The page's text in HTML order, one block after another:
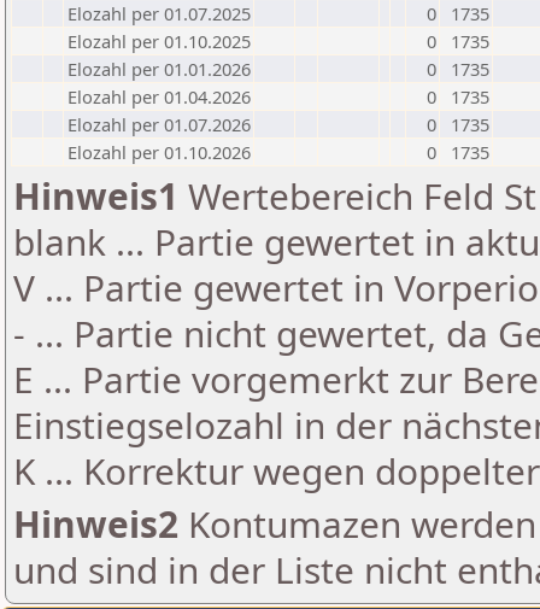
Elozahl per 01.07.2025
0
1735
Elozahl per 01.10.2025
0
1735
Elozahl per 01.01.2026
0
1735
Elozahl per 01.04.2026
0
1735
Elozahl per 01.07.2026
0
1735
Elozahl per 01.10.2026
0 1735
Hinweis1 Wertebereich Feld
blank ... Partie gewertet in
V ... Partie gewertet in
- ... Partie nicht gewertet, da
E ... Partie vorgemerkt zur
Einstiegselozahl in der
K ... Korrektur wegen
Hinweis2 Kontumazen
und sind in der Liste nicht